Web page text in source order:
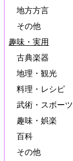
地方方言
その他
趣味・実用
古典楽器
地理・観光
料理・レシピ
武術・スボーツ
趣味・娯楽
百科
その他